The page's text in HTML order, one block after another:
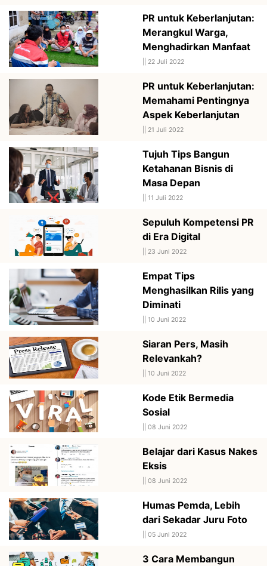
PR untuk Keberlanjutan:
Merangkul Warga,
Menghadirkan Manfaat
22 Juli 2022
PR untuk Keberlanjutan:
Memahami Pentingnya
Aspek Keberlanjutan
21 Juli 2022
Tujuh Tips Bangun
Ketahanan Bisnis di
Masa Depan
11 Juli 2022
Sepuluh Kompetensi PR
di Era Digital
23 Juni 2022
Empat Tips
Menghasilkan Rilis yang
Diminati
10 Juni 2022
Siaran Pers, Masih
Relevankah?
10 Juni 2022
Kode Etik Bermedia
Sosial
08 Juni 2022
Belajar dari Kasus Nakes
Eksis
08 Juni 2022
Humas Pemda, Lebih
dari Sekadar Juru Foto
05 Juni 2022
3 Cara Membangun